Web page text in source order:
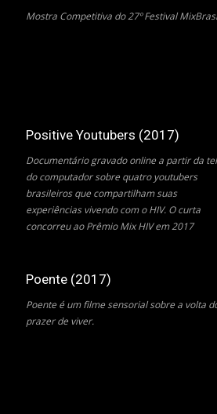
Mostra Competitiva do 27º Festival
Positive Youtubers (2017)
Documentário gravado online a partir da
do computador sobre quatro youtubers
brasileiros que compartilham suas
experiências vivendo com o HIV. O curta
concorreu ao Prêmio Mix HIV em 2017
Poente (2017)
Poente é um filme sensorial sobre a volta
prazer de viver.